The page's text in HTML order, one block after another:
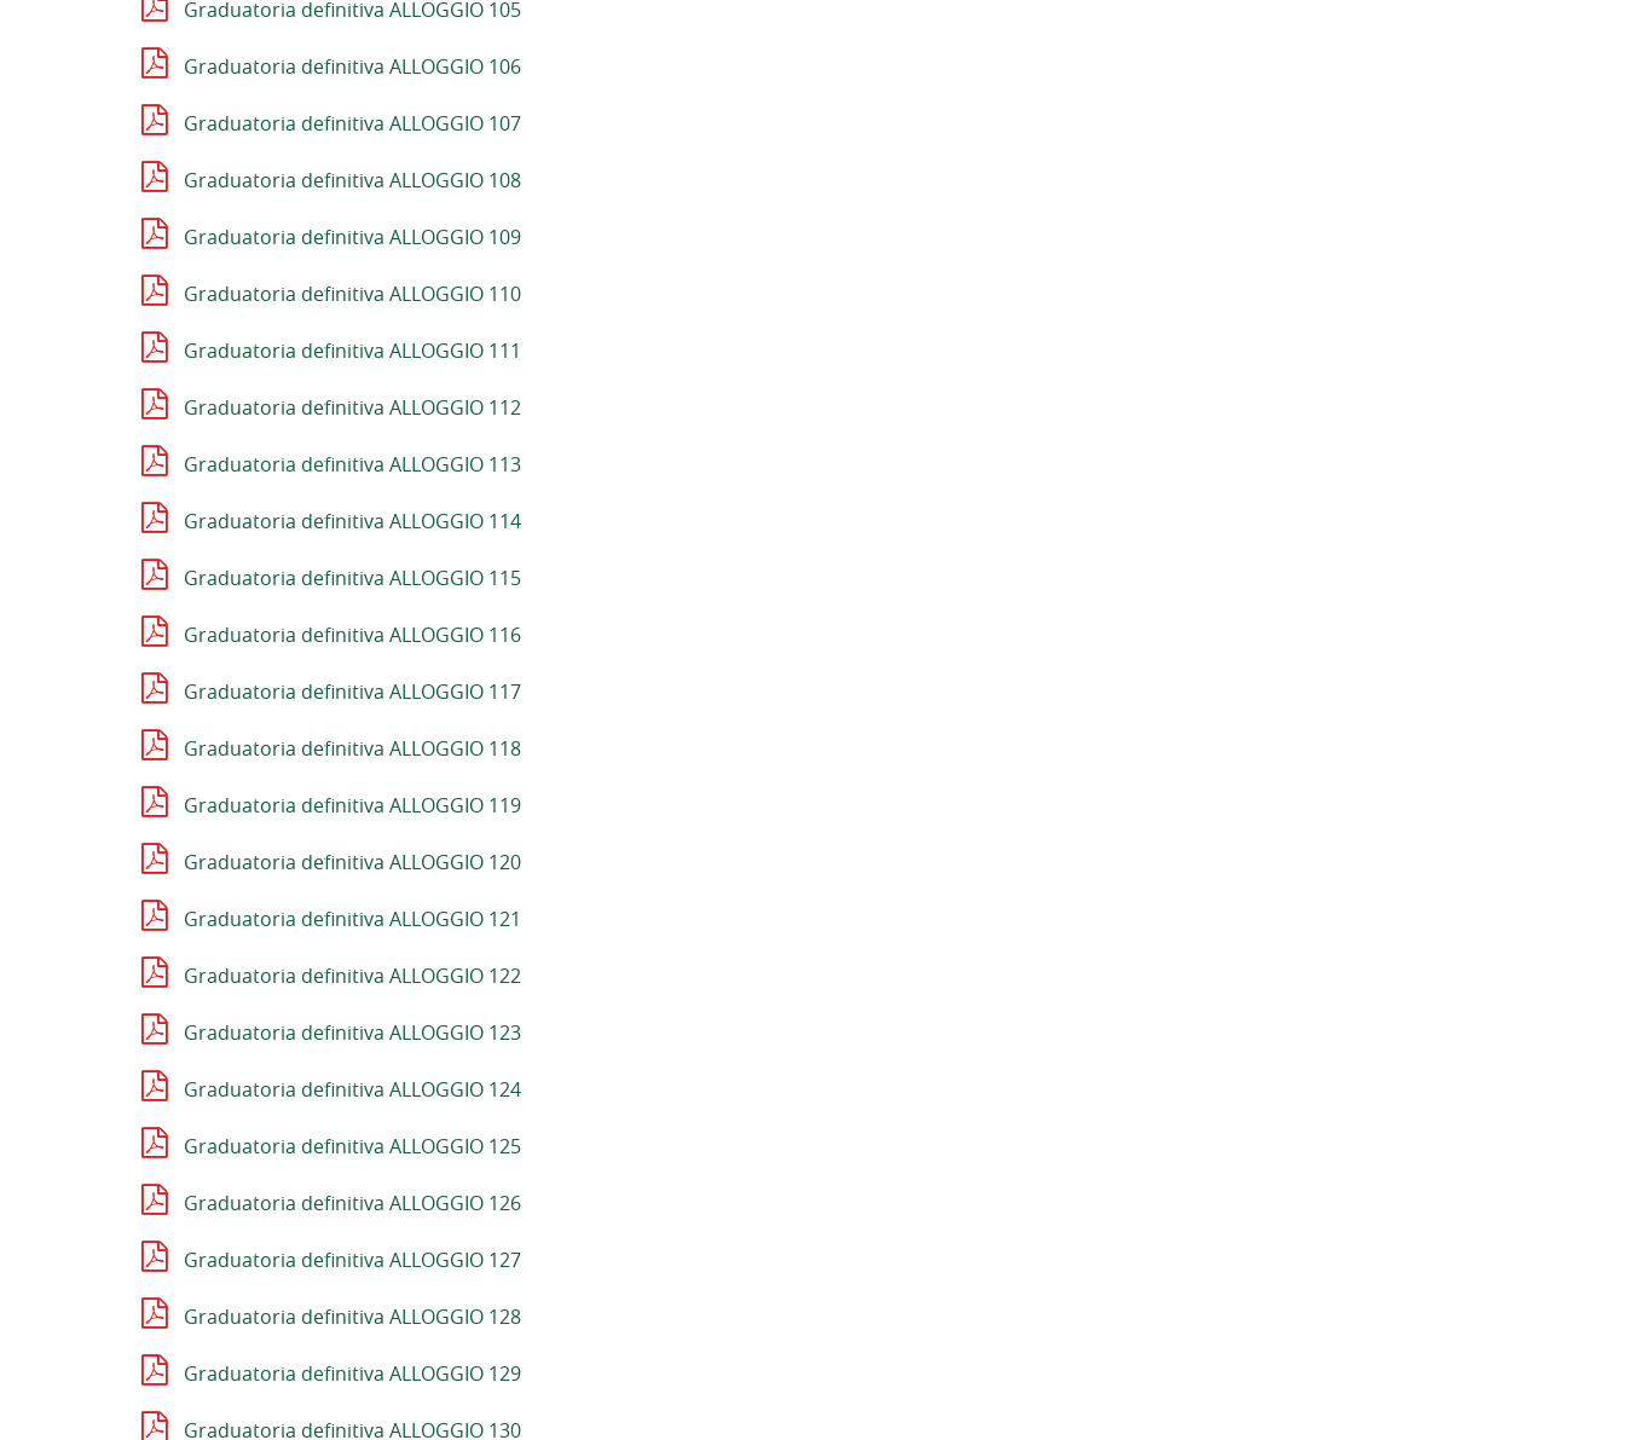
Graduatoria definitiva ALLOGGIO 105
Graduatoria definitiva ALLOGGIO 106
Graduatoria definitiva ALLOGGIO 107
Graduatoria definitiva ALLOGGIO 108
Graduatoria definitiva ALLOGGIO 109
Graduatoria definitiva ALLOGGIO 110
Graduatoria definitiva ALLOGGIO 111
Graduatoria definitiva ALLOGGIO 112
Graduatoria definitiva ALLOGGIO 113
Graduatoria definitiva ALLOGGIO 114
Graduatoria definitiva ALLOGGIO 115
Graduatoria definitiva ALLOGGIO 116
Graduatoria definitiva ALLOGGIO 117
Graduatoria definitiva ALLOGGIO 118
Graduatoria definitiva ALLOGGIO 119
Graduatoria definitiva ALLOGGIO 120
Graduatoria definitiva ALLOGGIO 121
Graduatoria definitiva ALLOGGIO 122
Graduatoria definitiva ALLOGGIO 123
Graduatoria definitiva ALLOGGIO 124
Graduatoria definitiva ALLOGGIO 125
Graduatoria definitiva ALLOGGIO 126
Graduatoria definitiva ALLOGGIO 127
Graduatoria definitiva ALLOGGIO 128
Graduatoria definitiva ALLOGGIO 129
Graduatoria definitiva ALLOGGIO 130